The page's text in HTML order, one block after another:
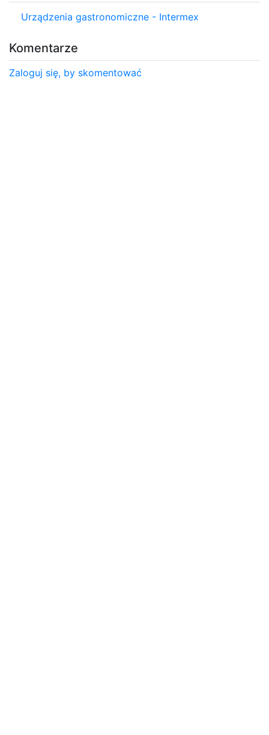
Urządzenia gastronomiczne - Intermex
Komentarze
Zaloguj się, by skomentować